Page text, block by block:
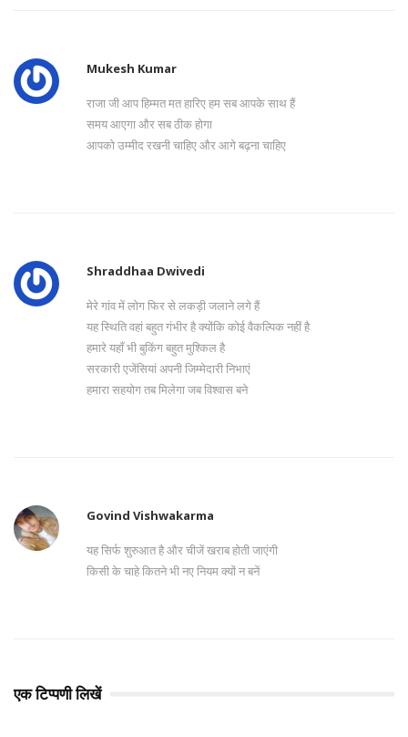
Mukesh Kumar
राजा जी आप हिम्मत मत हारिए हम सब आपके साथ हैं
समय आएगा और सब ठीक होगा
आपको उम्मीद रखनी चाहिए और आगे बढ़ना चाहिए
Shraddhaa Dwivedi
मेरे गांव में लोग फिर से लकड़ी जलाने लगे हैं
यह स्थिति वहां बहुत गंभीर है क्योंकि कोई वैकल्पिक नहीं है
हमारे यहाँ भी बुकिंग बहुत मुश्किल है
सरकारी एजेंसियां अपनी जिम्मेदारी निभाएं
हमारा सहयोग तब मिलेगा जब विश्वास बने
Govind Vishwakarma
यह सिर्फ शुरुआत है और चीजें खराब होती जाएंगी
किसी के चाहे कितने भी नए नियम क्यों न बनें
एक टिप्पणी लिखें